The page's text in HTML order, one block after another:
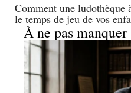
Comment une
le temps de jeu de vos
À ne pas manquer